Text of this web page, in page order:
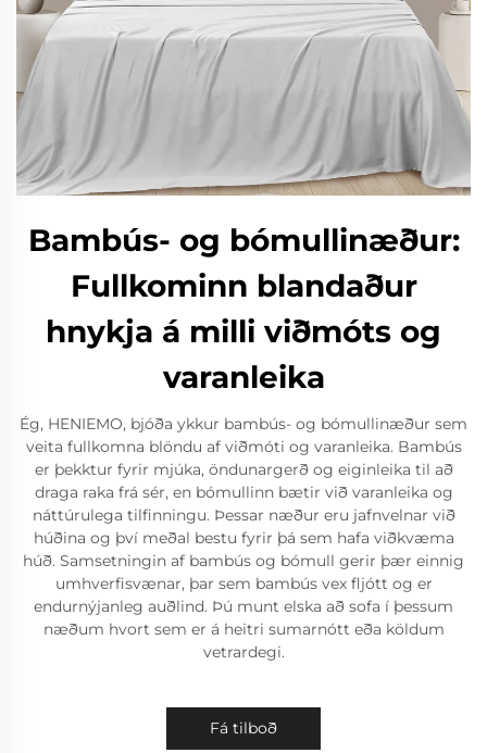
Bambús- og bómullinæður:
Fullkominn blandaður
hnykja á milli viðmóts og
varanleika
Ég, HENIEMO, bjóða ykkur bambús- og bómullinæður sem
veita fullkomna blöndu af viðmóti og varanleika. Bambús
er þekktur fyrir mjúka, öndunargerð og eiginleika til að
draga raka frá sér, en bómullinn bætir við varanleika og
náttúrulega tilfinningu. Þessar næður eru jafnvelnar við
húðina og því meðal bestu fyrir þá sem hafa viðkvæma
húð. Samsetningin af bambús og bómull gerir þær einnig
umhverfisvænar, þar sem bambús vex fljótt og er
endurnýjanleg auðlind. Þú munt elska að sofa í þessum
næðum hvort sem er á heitri sumarnótt eða köldum
vetrardegi.
Fá tilboð